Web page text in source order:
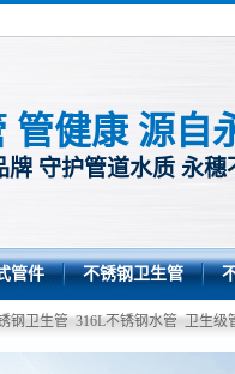
管健康 源自
牌 守护管道水质 永穗
管件 不锈钢卫生管
钢卫生管 316L不锈钢水管 卫生级